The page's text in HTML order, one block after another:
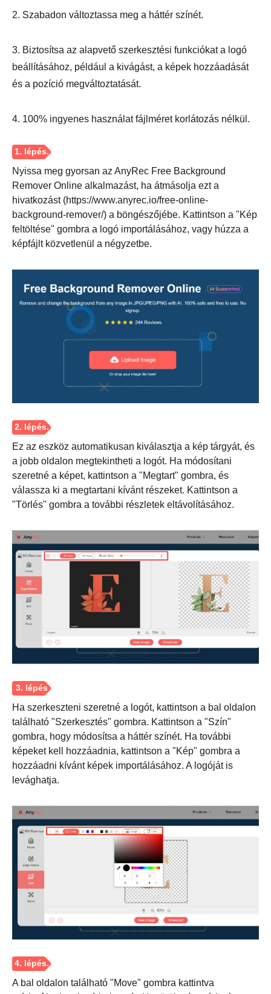
2. Szabadon változtassa meg a háttér színét.
3. Biztosítsa az alapvető szerkesztési funkciókat a logó
beállításához, például a kivágást, a képek hozzáadását
és a pozíció megváltoztatását.
4. 100% ingyenes használat fájlméret korlátozás nélkül.
Nyissa meg gyorsan az AnyRec Free Background
Remover Online alkalmazást, ha átmásolja ezt a
hivatkozást (https://www.anyrec.io/free-online-
background-remover/) a böngészőjébe. Kattintson a "Kép
feltöltése" gombra a logó importálásához, vagy húzza a
képfájlt közvetlenül a négyzetbe.
2. lépés.
Ez az eszköz automatikusan kiválasztja a kép tárgyát, és
a jobb oldalon megtekintheti a logót. Ha módosítani
szeretné a képet, kattintson a "Megtart" gombra, és
válassza ki a megtartani kívánt részeket. Kattintson a
"Törlés" gombra a további részletek eltávolításához.
3. lépés
Ha szerkeszteni szeretné a logót, kattintson a bal oldalon
található "Szerkesztés" gombra. Kattintson a "Szín"
gombra, hogy módosítsa a háttér színét. Ha további
képeket kell hozzáadnia, kattintson a "Kép" gombra a
hozzáadni kívánt képek importálásához. A logóját is
levághatja.
A bal oldalon található "Move" gombra kattintva